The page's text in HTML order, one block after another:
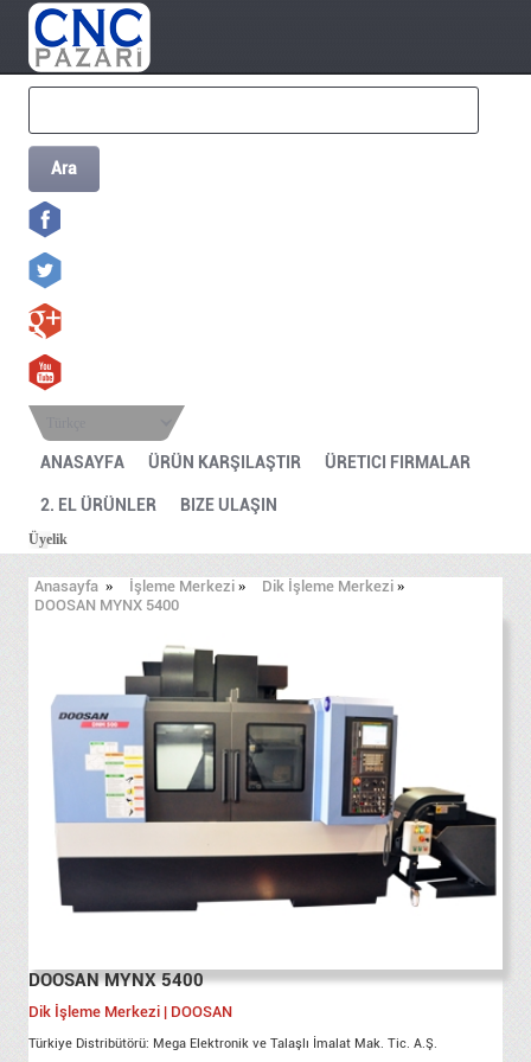
Ara
ANASAYFA ÜRÜN KARŞILAŞTIR ÜRETICI FIRMALAR
2. EL ÜRÜNLER BIZE ULAŞIN
Üyelik
Anasayfa » İşleme Merkezi » Dik İşleme Merkezi »
DOOSAN MYNX 5400
DOOSAN MYNX 5400
Dik İşleme Merkezi | DOOSAN
Türkiye Distribütörü: Mega Elektronik ve Talaşlı İmalat Mak. Tic. A.Ş.